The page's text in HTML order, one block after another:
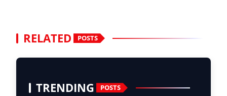
RELATED POSTS
TRENDING POSTS